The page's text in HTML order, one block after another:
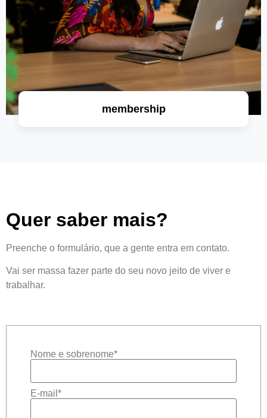
membership
Quer saber mais?
Preenche o formulário, que a gente entra em contato.
Vai ser massa fazer parte do seu novo jeito de viver e
trabalhar.
Nome e sobrenome*
E-mail*